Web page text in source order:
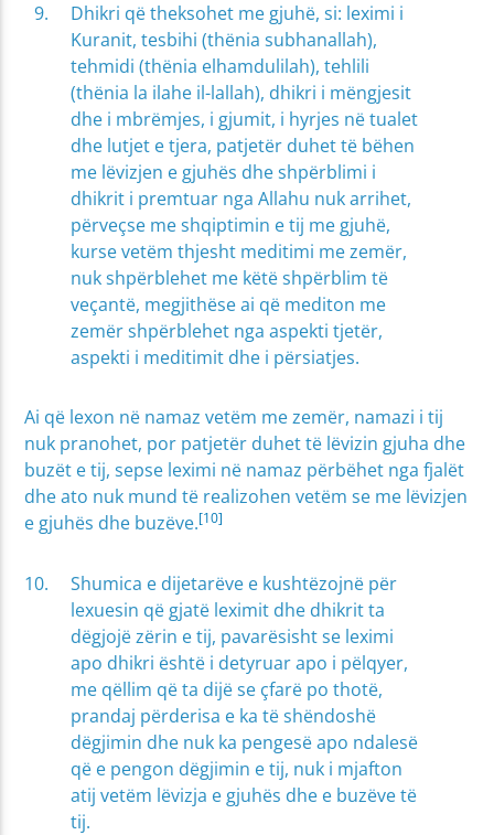
Dhikri që theksohet me gjuhë, si: leximi i
Kuranit, tesbihi (thënia subhanallah),
tehmidi (thënia elhamdulilah), tehlili
(thënia la ilahe il-lallah), dhikri i mëngjesit
dhe i mbrëmjes, i gjumit, i hyrjes në tualet
dhe lutjet e tjera, patjetër duhet të bëhen
me lëvizjen e gjuhës dhe shpërblimi i
dhikrit i premtuar nga Allahu nuk arrihet,
përveçse me shqiptimin e tij me gjuhë,
kurse vetëm thjesht meditimi me zemër,
nuk shpërblehet me këtë shpërblim të
veçantë, megjithëse ai që mediton me
zemër shpërblehet nga aspekti tjetër,
aspekti i meditimit dhe i përsiatjes.
Ai që lexon në namaz vetëm me zemër, namazi i tij
nuk pranohet, por patjetër duhet të lëvizin gjuha dhe
buzët e tij, sepse leximi në namaz përbëhet nga fjalët
dhe ato nuk mund të realizohen vetëm se me lëvizjen
e gjuhës dhe buzëve.[10]
Shumica e dijetarëve e kushtëzojnë për
lexuesin që gjatë leximit dhe dhikrit ta
dëgjojë zërin e tij, pavarësisht se leximi
apo dhikri është i detyruar apo i pëlqyer,
me qëllim që ta dijë se çfarë po thotë,
prandaj përderisa e ka të shëndoshë
dëgjimin dhe nuk ka pengesë apo ndalesë
që e pengon dëgjimin e tij, nuk i mjafton
atij vetëm lëvizja e gjuhës dhe e buzëve të
tij.